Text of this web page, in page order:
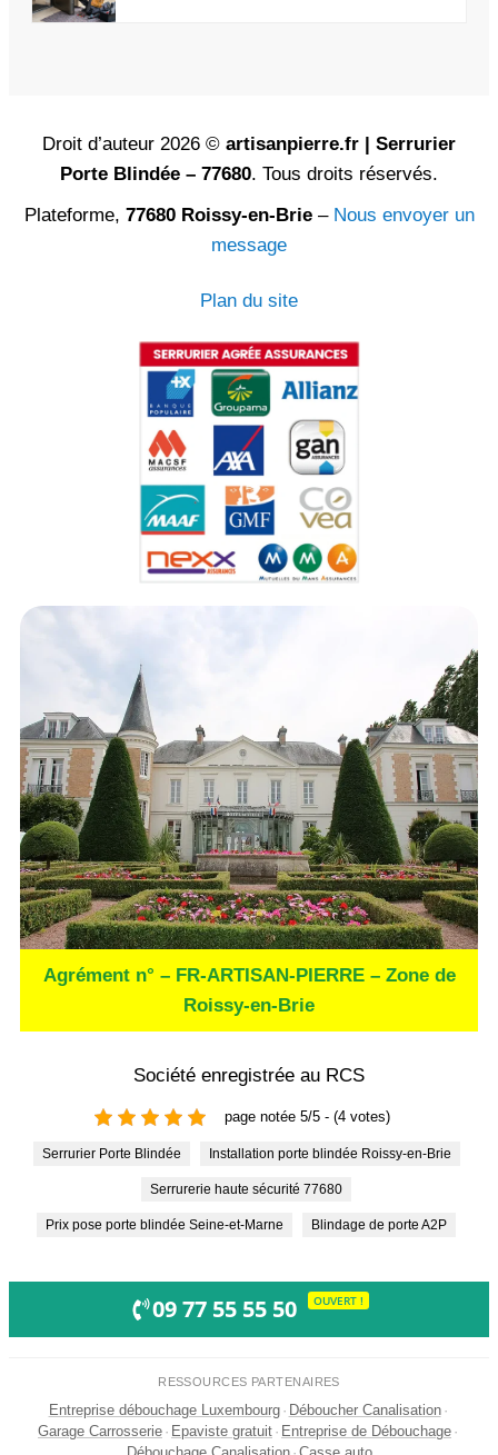
Droit d’auteur 2026 © artisanpierre.fr | Serrurier
Porte Blindée – 77680. Tous droits réservés.
Plateforme, 77680 Roissy-en-Brie– Nous envoyer un
message
Plan du site
Agrément n° – FR-ARTISAN-PIERRE – Zone de
Roissy-en-Brie
Société enregistrée au RCS
page notée 5/5 - (4 votes)
Serrurier Porte Blindée Installation porte blindée Roissy-en-Brie
Serrurerie haute sécurité 77680
Prix pose porte blindée Seine-et-Marne Blindage de porte A2P
09 77 55 55 50 OUVERT !
RESSOURCES PARTENAIRES
Entreprise débouchage Luxembourg · Déboucher Canalisation ·
Garage Carrosserie · Epaviste gratuit · Entreprise de Débouchage ·